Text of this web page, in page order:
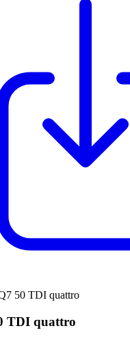
50 TDI quattro
TDI quattro